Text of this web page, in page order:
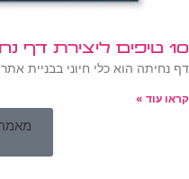
10 טיפים ליצירת דף נחיתה שממיר
דף נחיתה הוא כלי חיוני בבניית
קראו עוד »